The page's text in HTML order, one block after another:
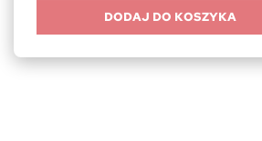
DODAJ DO KOSZYKA